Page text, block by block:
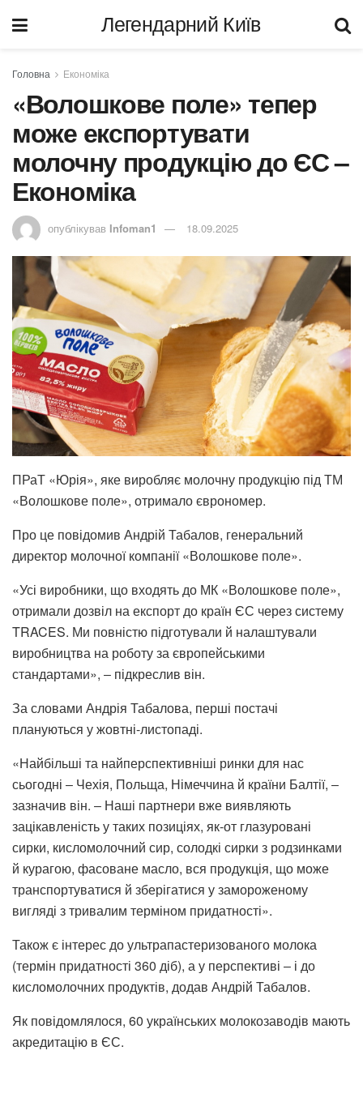
Легендарний Київ
Головна Економіка
«Волошкове поле» тепер
може експортувати
молочну продукцію до ЄС –
Економіка
опублікував Infoman1 18.09.2025
ПРаТ «Юрія», яке виробляє молочну продукцію під ТМ
«Волошкове поле», отримало єврономер.
Про це повідомив Андрій Табалов, генеральний
директор молочної компанії «Волошкове поле».
«Усі виробники, що входять до МК «Волошкове поле»,
отримали дозвіл на експорт до країн ЄС через систему
TRACES. Ми повністю підготували й налаштували
виробництва на роботу за європейськими
стандартами», ‒ підкреслив він.
За словами Андрія Табалова, перші постачі
плануються у жовтні-листопаді.
«Найбільші та найперспективніші ринки для нас
сьогодні ‒ Чехія, Польща, Німеччина й країни Балтії, ‒
зазначив він. ‒ Наші партнери вже виявляють
зацікавленість у таких позиціях, як-от глазуровані
сирки, кисломолочний сир, солодкі сирки з родзинками
й курагою, фасоване масло, вся продукція, що може
транспортуватися й зберігатися у замороженому
вигляді з тривалим терміном придатності».
Також є інтерес до ультрапастеризованого молока
(термін придатності 360 діб), а у перспективі ‒ і до
кисломолочних продуктів, додав Андрій Табалов.
Як повідомлялося, 60 українських молокозаводів мають
акредитацію в ЄС.